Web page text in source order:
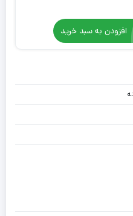
افزودن به سبد خرید